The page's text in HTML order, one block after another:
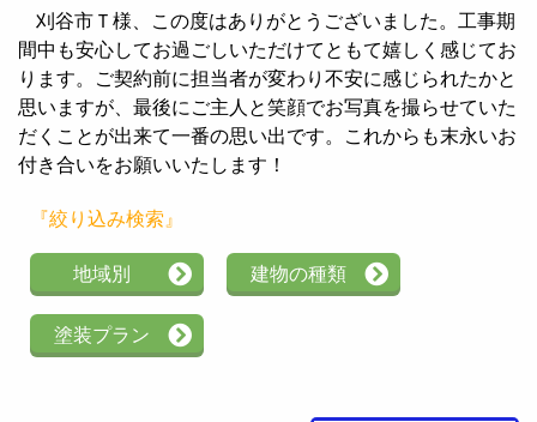
刈谷市Ｔ様、この度はありがとうございました。工事期
間中も安心してお過ごしいただけてともて嬉しく感じてお
ります。ご契約前に担当者が変わり不安に感じられたかと
思いますが、最後にご主人と笑顔でお写真を撮らせていた
だくことが出来て一番の思い出です。これからも末永いお
付き合いをお願いいたします！
『絞り込み検索』
地域別 建物の種類
塗装プラン